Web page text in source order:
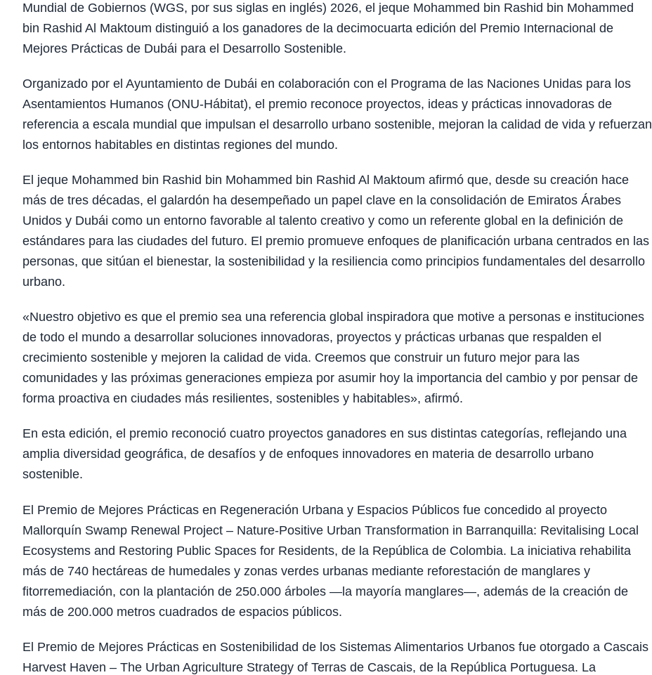
Mundial de Gobiernos (WGS, por sus siglas en inglés) 2026, el jeque Mohammed bin Rashid bin Mohammed
bin Rashid Al Maktoum distinguió a los ganadores de la decimocuarta edición del Premio Internacional de
Mejores Prácticas de Dubái para el Desarrollo Sostenible.
Organizado por el Ayuntamiento de Dubái en colaboración con el Programa de las Naciones Unidas para los
Asentamientos Humanos (ONU-Hábitat), el premio reconoce proyectos, ideas y prácticas innovadoras de
referencia a escala mundial que impulsan el desarrollo urbano sostenible, mejoran la calidad de vida y refuerzan
los entornos habitables en distintas regiones del mundo.
El jeque Mohammed bin Rashid bin Mohammed bin Rashid Al Maktoum afirmó que, desde su creación hace
más de tres décadas, el galardón ha desempeñado un papel clave en la consolidación de Emiratos Árabes
Unidos y Dubái como un entorno favorable al talento creativo y como un referente global en la definición de
estándares para las ciudades del futuro. El premio promueve enfoques de planificación urbana centrados en las
personas, que sitúan el bienestar, la sostenibilidad y la resiliencia como principios fundamentales del desarrollo
urbano.
«Nuestro objetivo es que el premio sea una referencia global inspiradora que motive a personas e instituciones
de todo el mundo a desarrollar soluciones innovadoras, proyectos y prácticas urbanas que respalden el
crecimiento sostenible y mejoren la calidad de vida. Creemos que construir un futuro mejor para las
comunidades y las próximas generaciones empieza por asumir hoy la importancia del cambio y por pensar de
forma proactiva en ciudades más resilientes, sostenibles y habitables», afirmó.
En esta edición, el premio reconoció cuatro proyectos ganadores en sus distintas categorías, reflejando una
amplia diversidad geográfica, de desafíos y de enfoques innovadores en materia de desarrollo urbano
sostenible.
El Premio de Mejores Prácticas en Regeneración Urbana y Espacios Públicos fue concedido al proyecto
Mallorquín Swamp Renewal Project – Nature-Positive Urban Transformation in Barranquilla: Revitalising Local
Ecosystems and Restoring Public Spaces for Residents, de la República de Colombia. La iniciativa rehabilita
más de 740 hectáreas de humedales y zonas verdes urbanas mediante reforestación de manglares y
fitorremediación, con la plantación de 250.000 árboles —la mayoría manglares—, además de la creación de
más de 200.000 metros cuadrados de espacios públicos.
El Premio de Mejores Prácticas en Sostenibilidad de los Sistemas Alimentarios Urbanos fue otorgado a Cascais
Harvest Haven – The Urban Agriculture Strategy of Terras de Cascais, de la República Portuguesa. La